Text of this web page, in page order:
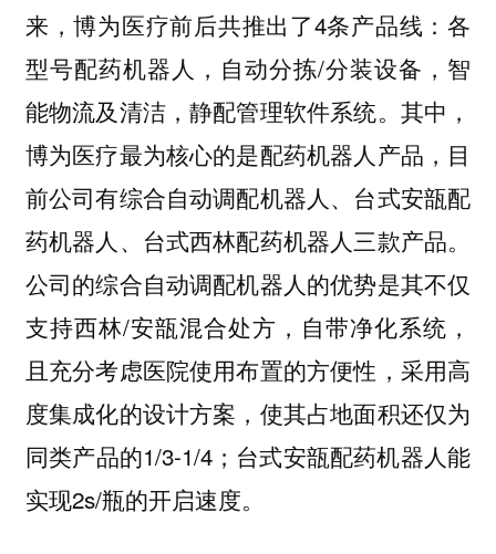
来，博为医疗前后共推出了4条产品线：各
型号配药机器人，自动分拣/分装设备，智
能物流及清洁，静配管理软件系统。其中，
博为医疗最为核心的是配药机器人产品，目
前公司有综合自动调配机器人、台式安瓿配
药机器人、台式西林配药机器人三款产品。
公司的综合自动调配机器人的优势是其不仅
支持西林/安瓿混合处方，自带净化系统，
且充分考虑医院使用布置的方便性，采用高
度集成化的设计方案，使其占地面积还仅为
同类产品的1/3-1/4；台式安瓿配药机器人能
实现2s/瓶的开启速度。